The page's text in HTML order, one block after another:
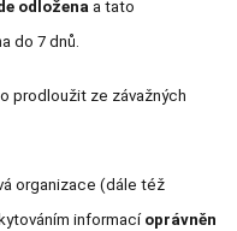
odloženaa tato
do 7 dnů.
prodloužit ze závažných
organizace (dále též
informací oprávněn